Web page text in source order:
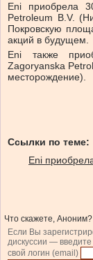
Eni приобрела
Petroleum B.V.
Покровскую
акций в будущем.
Eni также
Zagoryanska
месторождение).
Ссылки по теме:
Eni
Что скажете, Аноним?
Если Вы
дискуссии — введите
свой логин (email)